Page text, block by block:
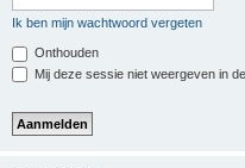
Ik ben mijn wachtwoord vergeten
Onthouden
Mij deze sessie niet weergeven in